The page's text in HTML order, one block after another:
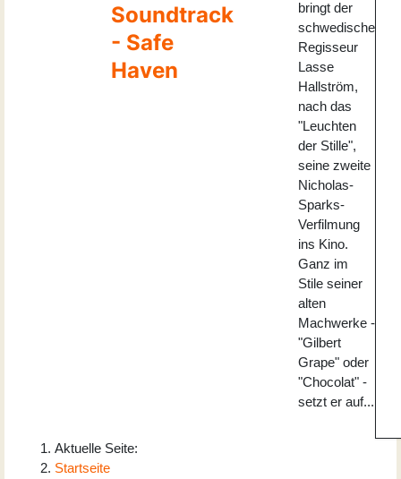
Soundtrack
- Safe
Haven
bringt der
schwedische
Regisseur
Lasse
Hallström,
nach das
"Leuchten
der Stille",
seine zweite
Nicholas-
Sparks-
Verfilmung
ins Kino.
Ganz im
Stile seiner
alten
Machwerke -
"Gilbert
Grape" oder
"Chocolat" -
setzt er auf...
Aktuelle Seite:
Startseite